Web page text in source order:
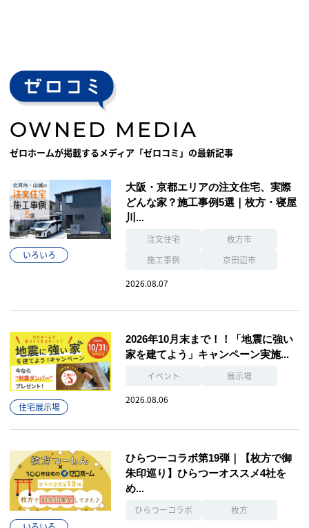
OWNED MEDIA
ゼロホームが掲載するメディア「ゼロコミ」の最新記事
いろいろ
大阪・京都エリアの注文住宅、実際
どんな家？施工事例5選｜枚方・寝屋
川...
注文住宅
枚方市
施工事例
京田辺市
2026.08.07
住宅展示場
2026年10月末まで！！「地震に強い
家を建てよう」キャンペーン実施...
イベント
展示場
2026.08.06
ひらつーコラボ第19弾｜【枚方で御
朱印巡り】ひらつーオススメ4社を
め...
ひらつーコラボ
枚方